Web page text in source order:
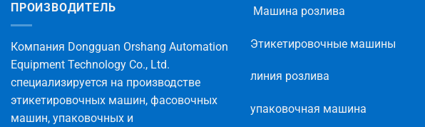
ПРОИЗВОДИТЕЛЬ
Компания Dongguan Orshang Automation
Equipment Technology Co., Ltd.
специализируется на производстве
этикетировочных машин, фасовочных
машин, упаковочных и
Машина розлива
Этикетировочные машины
линия розлива
упаковочная машина